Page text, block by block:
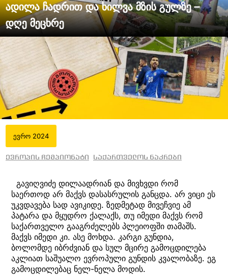
ადილა ჩადრით და ხილვა მზის გულზე –
დღე მეცხრე
ევრო 2024
ევროპის ჩემპიონატი საქართველოს ნაკრები
გავიღვიძე დილაადრიან და მივხვდი რომ
საერთოდ არ მაქვს დასასრულის განცდა. არ ვიცი ეს
უკვდავება სად ავიკიდე. ზედმეტად მივეჩვიე ამ
პატარა და მყუდრო ქალაქს, თუ იმედი მაქვს რომ
საქართველო გააგრძელებს პლეიოფში თამაშს.
მაქვს იმედი კი. ასე მოხდა. კარგი გუნდია,
ბოლომდე იბრძვიან და სულ მცირე გამოცდილება
აკლიათ საშუალო ევროპული გუნდის კვალობაზე. ეგ
გამოცდილებაც ნელ-ნელა მოდის.